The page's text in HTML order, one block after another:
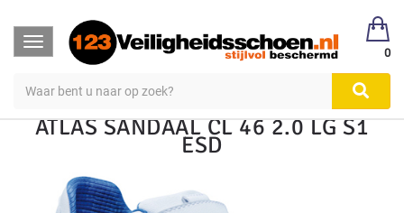
Toggle
navigation
0
123Veiligheidsschoen
Veiligheidsschoenen
Laag S1, S2, S3
ATLAS SANDAAL CL 46 2.0 LG S1
ESD